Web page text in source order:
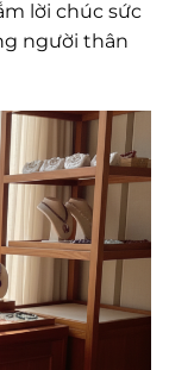
lời chúc sức
người thân